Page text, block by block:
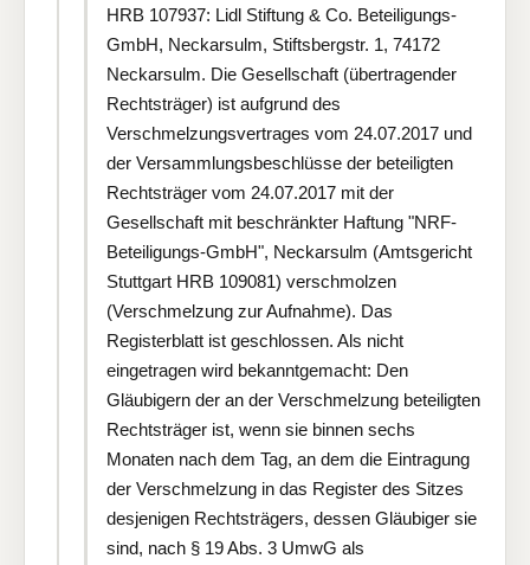
HRB 107937: Lidl Stiftung & Co. Beteiligungs-
GmbH, Neckarsulm, Stiftsbergstr. 1, 74172
Neckarsulm. Die Gesellschaft (übertragender
Rechtsträger) ist aufgrund des
Verschmelzungsvertrages vom 24.07.2017 und
der Versammlungsbeschlüsse der beteiligten
Rechtsträger vom 24.07.2017 mit der
Gesellschaft mit beschränkter Haftung "NRF-
Beteiligungs-GmbH", Neckarsulm (Amtsgericht
Stuttgart HRB 109081) verschmolzen
(Verschmelzung zur Aufnahme). Das
Registerblatt ist geschlossen. Als nicht
eingetragen wird bekanntgemacht: Den
Gläubigern der an der Verschmelzung beteiligten
Rechtsträger ist, wenn sie binnen sechs
Monaten nach dem Tag, an dem die Eintragung
der Verschmelzung in das Register des Sitzes
desjenigen Rechtsträgers, dessen Gläubiger sie
sind, nach § 19 Abs. 3 UmwG als